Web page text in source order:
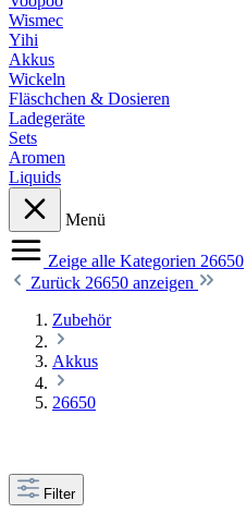
Wismec
Yihi
Akkus
Wickeln
Fläschchen & Dosieren
Ladegeräte
Sets
Aromen
Liquids
Menü
Zeige alle Kategorien 26650
Zurück 26650 anzeigen
Zubehör
Akkus
26650
Filter